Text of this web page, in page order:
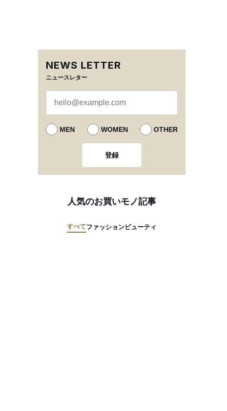
NEWS LETTER
ニュースレター
MEN WOMEN OTHER
登録
人気のお買いモノ記事
すべてファッションビューティ